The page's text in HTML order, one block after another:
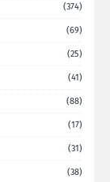
(374)
(69)
(25)
(41)
(88)
(17)
(31)
(38)